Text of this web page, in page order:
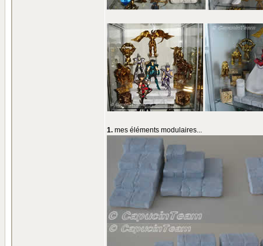
1. mes éléments modulaires...